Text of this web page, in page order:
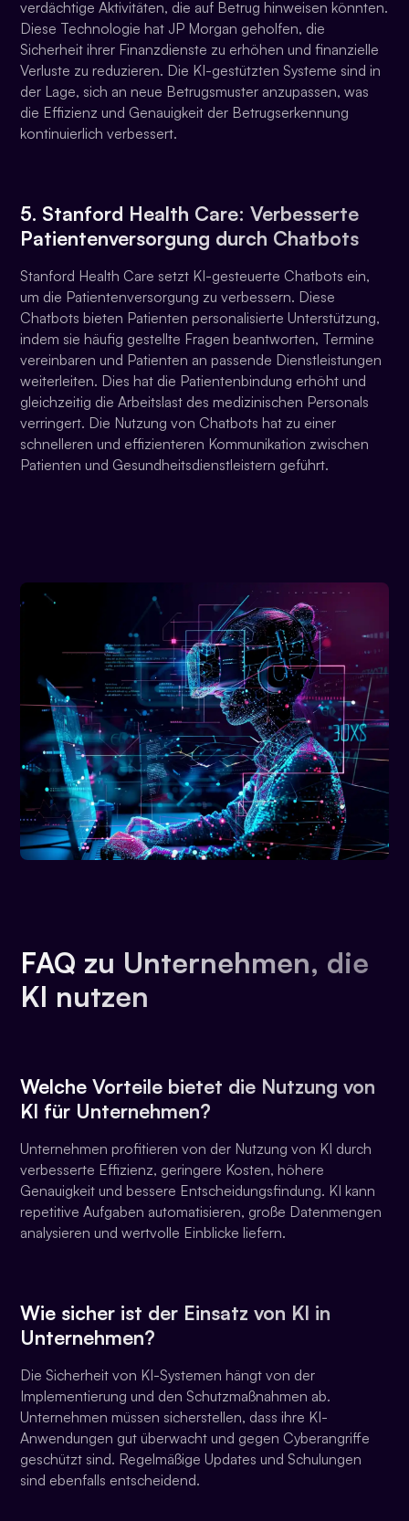
verdächtige Aktivitäten, die auf Betrug hinweisen könnten.
Diese Technologie hat JP Morgan geholfen, die
Sicherheit ihrer Finanzdienste zu erhöhen und finanzielle
Verluste zu reduzieren. Die KI-gestützten Systeme sind in
der Lage, sich an neue Betrugsmuster anzupassen, was
die Effizienz und Genauigkeit der Betrugserkennung
kontinuierlich verbessert.
5. Stanford Health Care: Verbesserte
Patientenversorgung durch Chatbots
Stanford Health Care setzt KI-gesteuerte Chatbots ein,
um die Patientenversorgung zu verbessern. Diese
Chatbots bieten Patienten personalisierte Unterstützung,
indem sie häufig gestellte Fragen beantworten, Termine
vereinbaren und Patienten an passende Dienstleistungen
weiterleiten. Dies hat die Patientenbindung erhöht und
gleichzeitig die Arbeitslast des medizinischen Personals
verringert. Die Nutzung von Chatbots hat zu einer
schnelleren und effizienteren Kommunikation zwischen
Patienten und Gesundheitsdienstleistern geführt.
FAQ zu Unternehmen, die
KI nutzen
Welche Vorteile bietet die Nutzung von
KI für Unternehmen?
Unternehmen profitieren von der Nutzung von KI durch
verbesserte Effizienz, geringere Kosten, höhere
Genauigkeit und bessere Entscheidungsfindung. KI kann
repetitive Aufgaben automatisieren, große Datenmengen
analysieren und wertvolle Einblicke liefern.
Wie sicher ist der Einsatz von KI in
Unternehmen?
Die Sicherheit von KI-Systemen hängt von der
Implementierung und den Schutzmaßnahmen ab.
Unternehmen müssen sicherstellen, dass ihre KI-
Anwendungen gut überwacht und gegen Cyberangriffe
geschützt sind. Regelmäßige Updates und Schulungen
sind ebenfalls entscheidend.